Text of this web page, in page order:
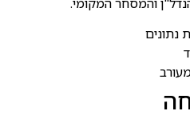
נתונים